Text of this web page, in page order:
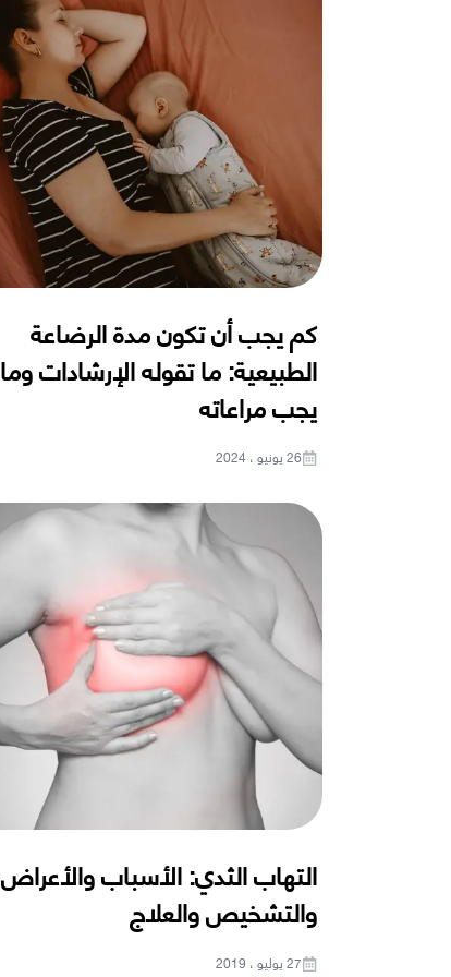
كم يجب أن تكون مدة الرضاعة
الطبيعية: ما تقوله الإرشادات وما
يجب مراعاته
26 يونيو ، 2024
التهاب الثدي: الأسباب والأعراض
والتشخيص والعلاج
27 يوليو ، 2019